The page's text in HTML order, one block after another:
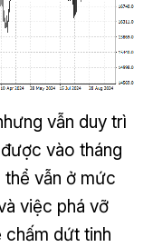
vẫn duy trì
vào tháng
vẫn ở mức
việc phá vỡ
dứt tinh